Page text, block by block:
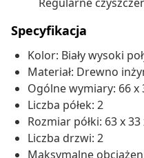
Specyfikacja
Kolor: Biały wysoki
Materiał: Drewno
Ogólne wymiary: 66 x
Liczba półek: 2
Rozmiar półki: 63 x 33
Liczba drzwi: 2
Maksymalne